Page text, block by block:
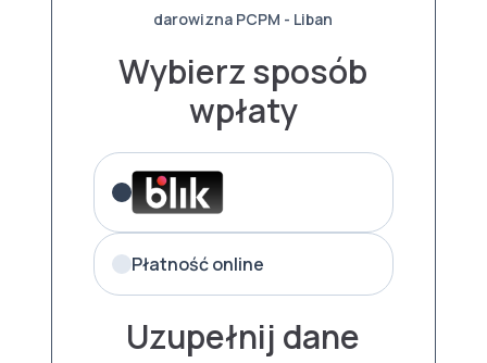
darowizna PCPM - Liban
Wybierz sposób
wpłaty
Płatność online
Uzupełnij dane